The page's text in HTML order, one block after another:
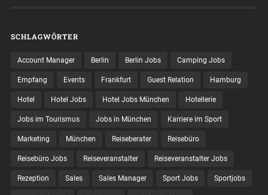
SCHLAGWÖRTER
Account Manager Berlin Berlin Jobs Camping Jobs
Empfang Events Frankfurt Guest Relation Hamburg
Hotel Hotel Jobs Hotel Jobs München Hotellerie
Jobs im Tourismus Jobs in München Karriere im Sport
Marketing München Reiseberater Reisebüro
Reisebüro Jobs Reiseveranstalter Reiseveranstalter Jobs
Rezeption Sales Sales Manager Sport Jobs Sportjobs